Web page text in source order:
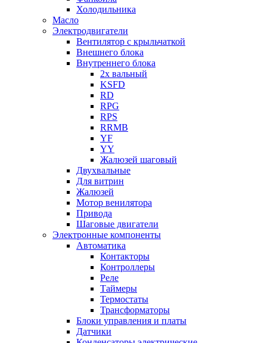
Холодильника
Масло
Электродвигатели
Вентилятор с крыльчаткой
Внешнего блока
Внутреннего блока
2х вальный
KSFD
RD
RPG
RPS
RRMB
YF
YY
Жалюзей шаговый
Двухвальные
Для витрин
Жалюзей
Мотор венилятора
Привода
Шаговые двигатели
Электронные компоненты
Автоматика
Контакторы
Контроллеры
Реле
Таймеры
Термостаты
Трансформаторы
Блоки управления и платы
Датчики